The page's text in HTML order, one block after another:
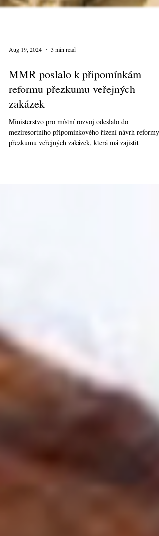
Aug 19, 2024 3 min read
MMR poslalo k připomínkám
reformu přezkumu veřejných
zakázek
meziresortního připomínkového řízení návrh reformy